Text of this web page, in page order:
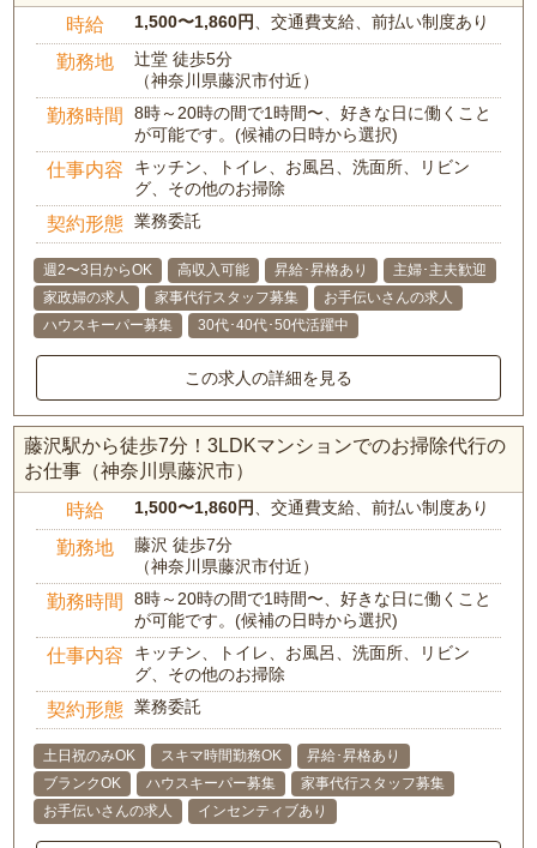
時給 1,500〜1,860円 、交通費支給、前払い制度あり
勤務地
辻堂 徒歩5分
（神奈川県藤沢市付近）
勤務時間
8時～20時の間で1時間〜、好きな日に働くこと
が可能です。(候補の日時から選択)
仕事内容
キッチン、トイレ、お風呂、洗面所、リビン
グ、その他のお掃除
契約形態 業務委託
週2〜3日からOK 高収入可能 昇給･昇格あり
主婦･主夫歓迎
家政婦の求人
家事代行スタッフ募集
お手伝いさんの求人
ハウスキーパー募集
30代･40代･50代活躍中
この求人の詳細を見る
藤沢駅から徒歩7分！3LDKマンションでのお掃除代行の
お仕事（神奈川県藤沢市）
時給 1,500〜1,860円 、交通費支給、前払い制度あり
勤務地
藤沢 徒歩7分
（神奈川県藤沢市付近）
勤務時間
8時～20時の間で1時間〜、好きな日に働くこと
が可能です。(候補の日時から選択)
仕事内容
キッチン、トイレ、お風呂、洗面所、リビン
グ、その他のお掃除
契約形態 業務委託
土日祝のみOK スキマ時間勤務OK
昇給･昇格あり
ブランクOK
ハウスキーパー募集
家事代行スタッフ募集
お手伝いさんの求人
インセンティブあり